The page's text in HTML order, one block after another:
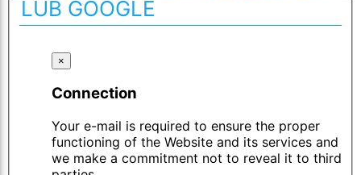
LUB GOOGLE
×
Connection
Your e-mail is required to ensure the proper
functioning of the Website and its services and
we make a commitment not to reveal it to third